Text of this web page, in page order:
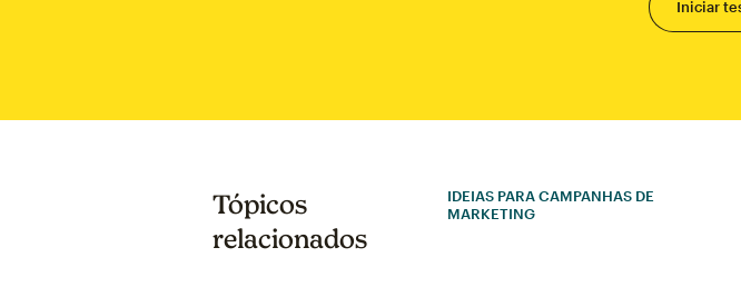
Iniciar
Tópicos
relacionados
IDEIAS PARA CAMPANHAS DE
MARKETING